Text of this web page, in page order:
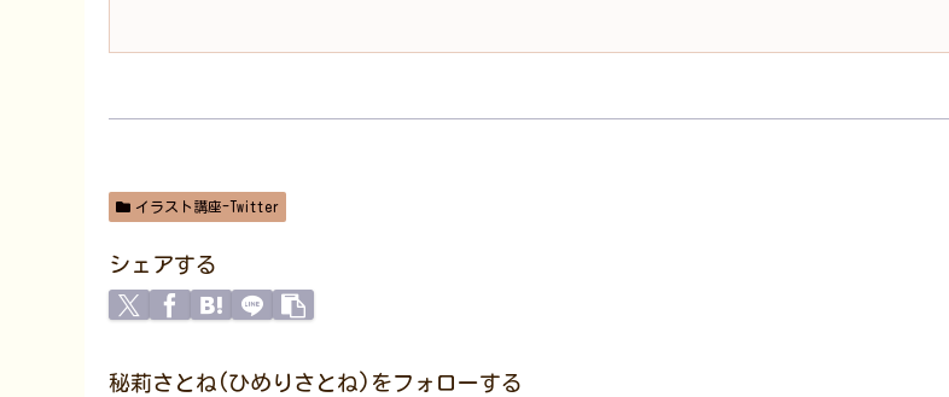
イラスト講座-Twitter
シェアする
秘莉さとね(ひめりさとね)をフォローする